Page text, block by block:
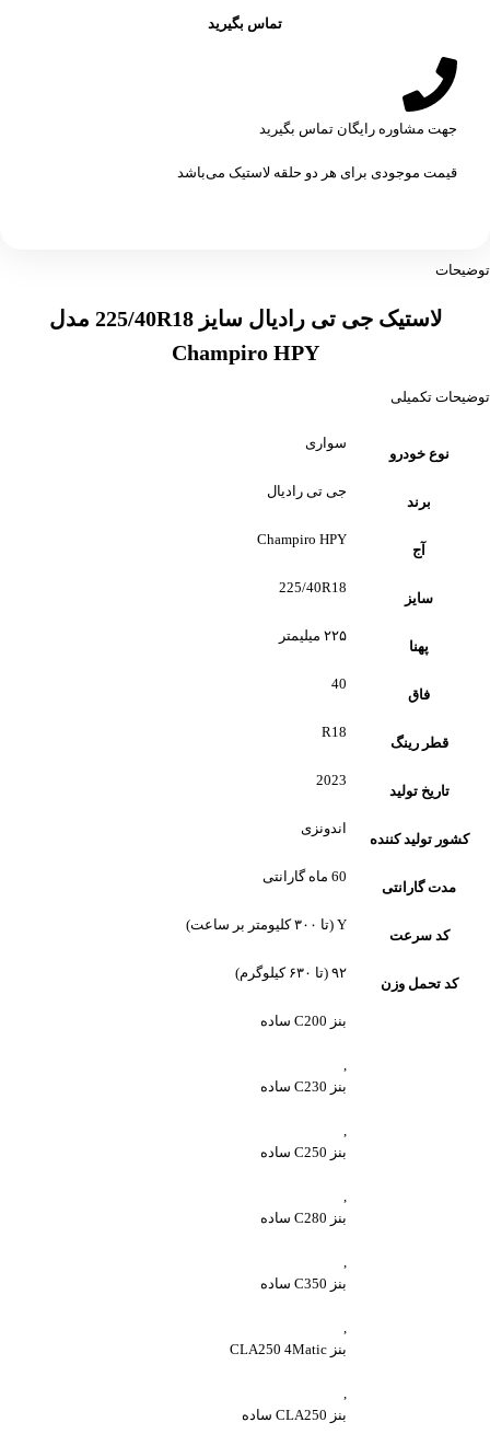
تماس بگیرید
جهت مشاوره رایگان تماس بگیرید
قیمت موجودی برای هر دو حلقه لاستیک می‌باشد
توضیحات
لاستیک جی تی رادیال سایز 225/40R18 مدل
Champiro HPY
توضیحات تکمیلی
نوع خودرو
سواری
برند
جی تی رادیال
آج
Champiro HPY
سایز
225/40R18
پهنا
۲۲۵ میلیمتر
فاق
40
قطر رینگ
R18
تاریخ تولید
2023
کشور تولید کننده
اندونزی
مدت گارانتی
60 ماه گارانتی
کد سرعت
Y (تا ۳۰۰ کلیومتر بر ساعت)
کد تحمل وزن
۹۲ (تا ۶۳۰ کیلوگرم)
بنز C200 ساده
,
بنز C230 ساده
,
بنز C250 ساده
,
بنز C280 ساده
,
بنز C350 ساده
,
بنز CLA250 4Matic
,
بنز CLA250 ساده